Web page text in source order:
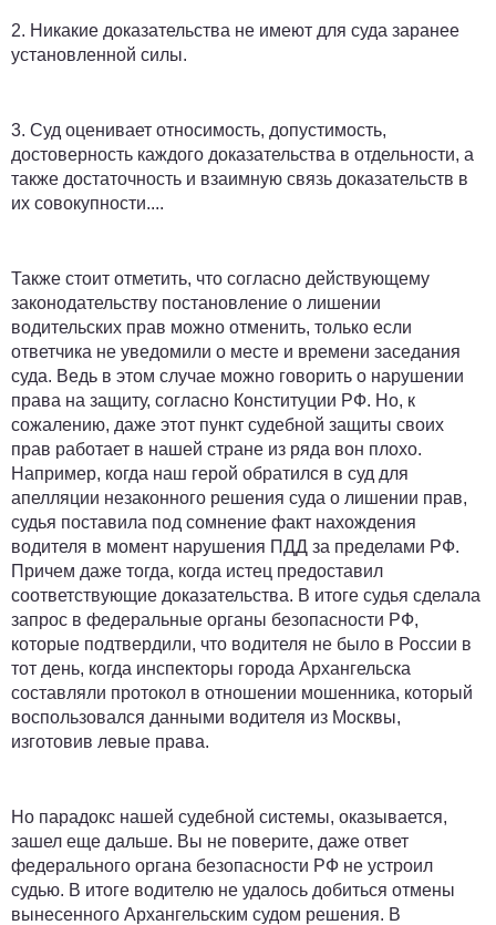
2. Никакие доказательства не имеют для суда заранее
установленной силы.
3. Суд оценивает относимость, допустимость,
достоверность каждого доказательства в отдельности, а
также достаточность и взаимную связь доказательств в
их совокупности....
Также стоит отметить, что согласно действующему
законодательству постановление о лишении
водительских прав можно отменить, только если
ответчика не уведомили о месте и времени заседания
суда. Ведь в этом случае можно говорить о нарушении
права на защиту, согласно Конституции РФ. Но, к
сожалению, даже этот пункт судебной защиты своих
прав работает в нашей стране из ряда вон плохо.
Например, когда наш герой обратился в суд для
апелляции незаконного решения суда о лишении прав,
судья поставила под сомнение факт нахождения
водителя в момент нарушения ПДД за пределами РФ.
Причем даже тогда, когда истец предоставил
соответствующие доказательства. В итоге судья сделала
запрос в федеральные органы безопасности РФ,
которые подтвердили, что водителя не было в России в
тот день, когда инспекторы города Архангельска
составляли протокол в отношении мошенника, который
воспользовался данными водителя из Москвы,
изготовив левые права.
Но парадокс нашей судебной системы, оказывается,
зашел еще дальше. Вы не поверите, даже ответ
федерального органа безопасности РФ не устроил
судью. В итоге водителю не удалось добиться отмены
вынесенного Архангельским судом решения. В